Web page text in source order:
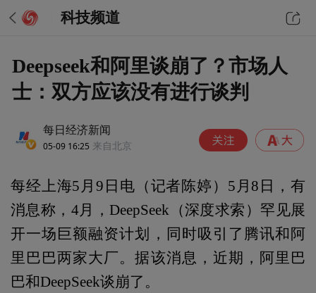
科技频道
Deepseek和阿里谈崩了？市场人
士：双方应该没有进行谈判
每日经济新闻
05-09 16:25 来自北京
每经上海5月9日电（记者陈婷）5月8日，有
消息称，4月，DeepSeek（深度求索）罕见展
开一场巨额融资计划，同时吸引了腾讯和阿
里巴巴两家大厂。据该消息，近期，阿里巴
巴和DeepSeek谈崩了。